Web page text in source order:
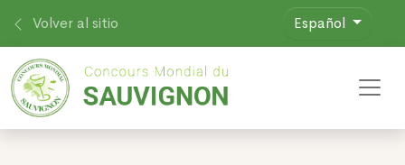
Volver al sitio Español